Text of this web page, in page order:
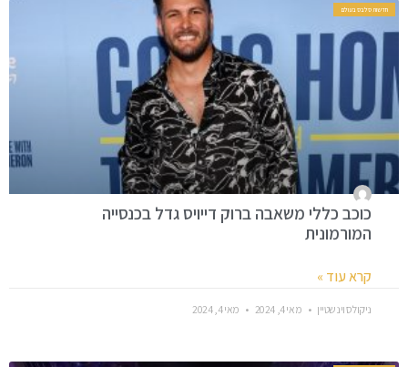
חדשות סלבס בעולם
כוכב כללי משאבה ברוק דייויס גדל בכנסייה
המורמונית
קרא עוד »
ניקולס וינשטיין מאי 4, 2024 מאי 4, 2024